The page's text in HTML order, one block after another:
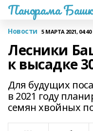
Панорама
Новости 5 МАРТА 2021, 04:40
Лесники
к высадке
Для будущих
в 2021 году
семян хвойных